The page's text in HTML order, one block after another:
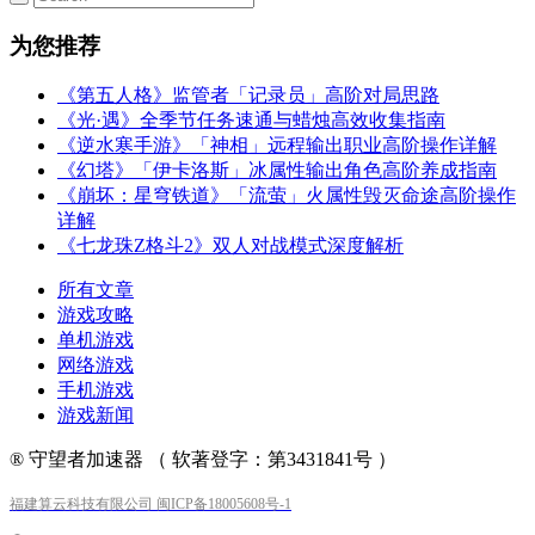
为您推荐
《第五人格》监管者「记录员」高阶对局思路
《光·遇》全季节任务速通与蜡烛高效收集指南
《逆水寒手游》「神相」远程输出职业高阶操作详解
《幻塔》「伊卡洛斯」冰属性输出角色高阶养成指南
《崩坏：星穹铁道》「流萤」火属性毁灭命途高阶操作
详解
《七龙珠Z格斗2》双人对战模式深度解析
所有文章
游戏攻略
单机游戏
网络游戏
手机游戏
游戏新闻
® 守望者加速器 （ 软著登字：第3431841号 ）
福建算云科技有限公司 闽ICP备18005608号-1